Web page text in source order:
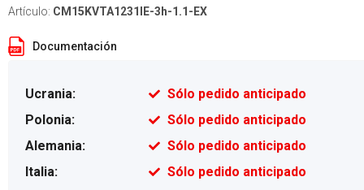
Artículo: CM15KVTA1231IE-3h-1.1-EX
Documentación
Ucrania:
Sólo pedido anticipado
Polonia:
Sólo pedido anticipado
Alemania:
Sólo pedido anticipado
Italia:
Sólo pedido anticipado